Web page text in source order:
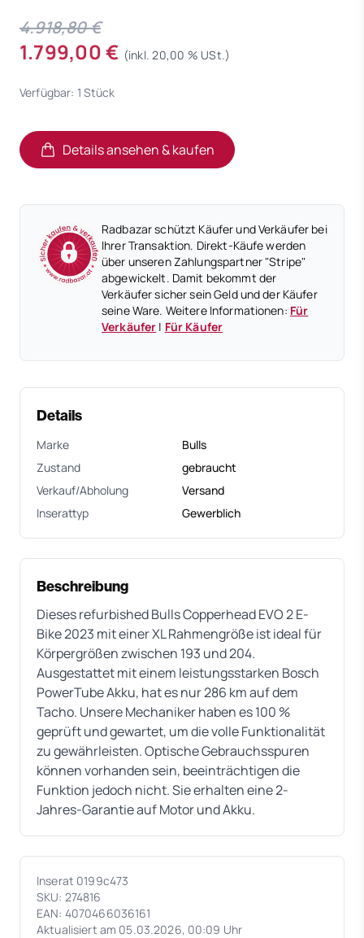
4.918,80 €
1.799,00 € (inkl. 20,00 % USt.)
Verfügbar: 1 Stück
Details ansehen & kaufen
(öffnet in neuem Tab)
(öffnet in neuem Tab)
Radbazar schützt Käufer und Verkäufer bei
Ihrer Transaktion. Direkt-Käufe werden
über unseren Zahlungspartner "Stripe"
abgewickelt. Damit bekommt der
Verkäufer sicher sein Geld und der Käufer
seine Ware. Weitere Informationen: Für
Verkäufer | Für Käufer
Details
Marke
Bulls
Zustand
gebraucht
Verkauf/Abholung
Versand
Inserattyp
Gewerblich
Beschreibung
Dieses refurbished Bulls Copperhead EVO 2 E-
Bike 2023 mit einer XL Rahmengröße ist ideal für
Körpergrößen zwischen 193 und 204.
Ausgestattet mit einem leistungsstarken Bosch
PowerTube Akku, hat es nur 286 km auf dem
Tacho. Unsere Mechaniker haben es 100 %
geprüft und gewartet, um die volle Funktionalität
zu gewährleisten. Optische Gebrauchsspuren
können vorhanden sein, beeinträchtigen die
Funktion jedoch nicht. Sie erhalten eine 2-
Jahres-Garantie auf Motor und Akku.
Inserat 0199c473
SKU: 274816
EAN: 4070466036161
Aktualisiert am 05.03.2026, 00:09 Uhr